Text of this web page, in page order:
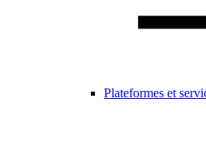
Plateformes et